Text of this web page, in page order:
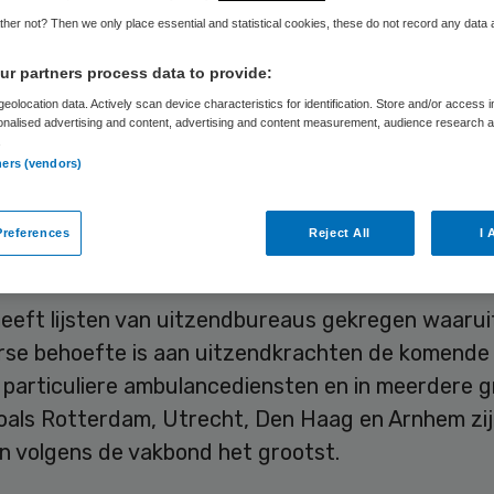
Skipr Redactie 24 april 2017,07:14
& Welzijn waarschuwt voor een groot tekort aan
gestuurd aan demissionair minister Edith
en de Inspectie voor de
lijsten van uitzendbureaus gekregen
behoefte is aan uitzendkrachten de komende
particuliere ambulancediensten en in meerdere
Rotterdam, Utrecht, Den Haag en Arnhem
volgens de vakbond het grootst.
not? Then we only place essential and statistical cookies, these do not record any data
partners process data to provide:
data. Actively scan device characteristics for identification. Store and/or access
advertising and content, advertising and content measurement, audience research
(vendors)
Reject All I